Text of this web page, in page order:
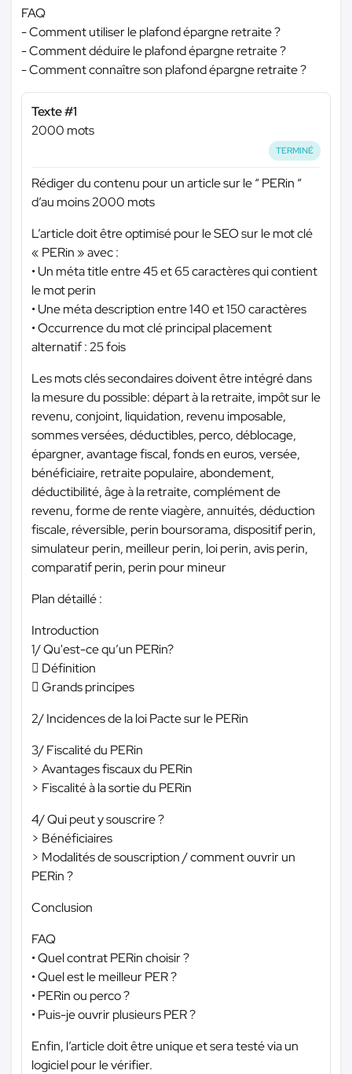
FAQ
- Comment utiliser le plafond épargne retraite ?
- Comment déduire le plafond épargne retraite ?
- Comment connaître son plafond épargne retraite ?
Texte #1
2000 mots
TERMINÉ
Rédiger du contenu pour un article sur le “ PERin “
d’au moins 2000 mots
L’article doit être optimisé pour le SEO sur le mot clé
« PERin » avec :
• Un méta title entre 45 et 65 caractères qui contient
le mot perin
• Une méta description entre 140 et 150 caractères
• Occurrence du mot clé principal placement
alternatif : 25 fois
Les mots clés secondaires doivent être intégré dans
la mesure du possible: départ à la retraite, impôt sur le
revenu, conjoint, liquidation, revenu imposable,
sommes versées, déductibles, perco, déblocage,
épargner, avantage fiscal, fonds en euros, versée,
bénéficiaire, retraite populaire, abondement,
déductibilité, âge à la retraite, complément de
revenu, forme de rente viagère, annuités, déduction
fiscale, réversible, perin boursorama, dispositif perin,
simulateur perin, meilleur perin, loi perin, avis perin,
comparatif perin, perin pour mineur
Plan détaillé :
Introduction
1/ Qu'est-ce qu’un PERin?
 Définition
 Grands principes
2/ Incidences de la loi Pacte sur le PERin
3/ Fiscalité du PERin
> Avantages fiscaux du PERin
> Fiscalité à la sortie du PERin
4/ Qui peut y souscrire ?
> Bénéficiaires
> Modalités de souscription / comment ouvrir un
PERin ?
Conclusion
FAQ
• Quel contrat PERin choisir ?
• Quel est le meilleur PER ?
• PERin ou perco ?
• Puis-je ouvrir plusieurs PER ?
Enfin, l’article doit être unique et sera testé via un
logiciel pour le vérifier.